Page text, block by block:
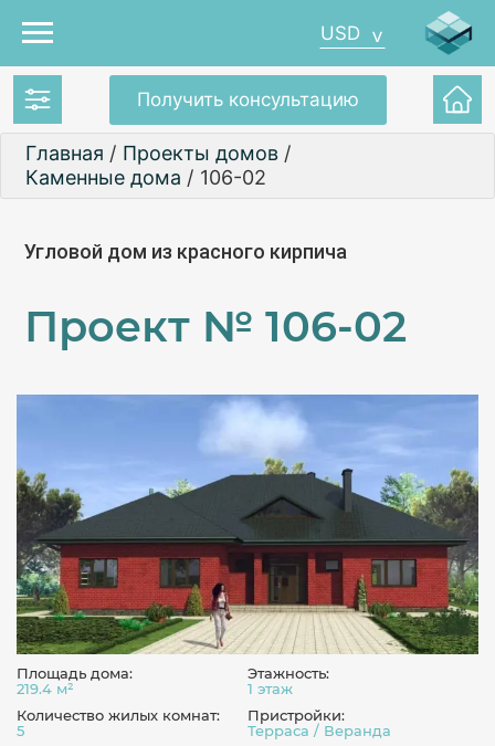
Получить консультацию
USD
Главная / Проекты домов /
Каменные дома / 106-02
Угловой дом из красного кирпича
Проект № 106-02
Площадь дома:
219.4 м²
Этажность:
1 этаж
Количество жилых комнат:
5
Пристройки:
Терраса / Веранда